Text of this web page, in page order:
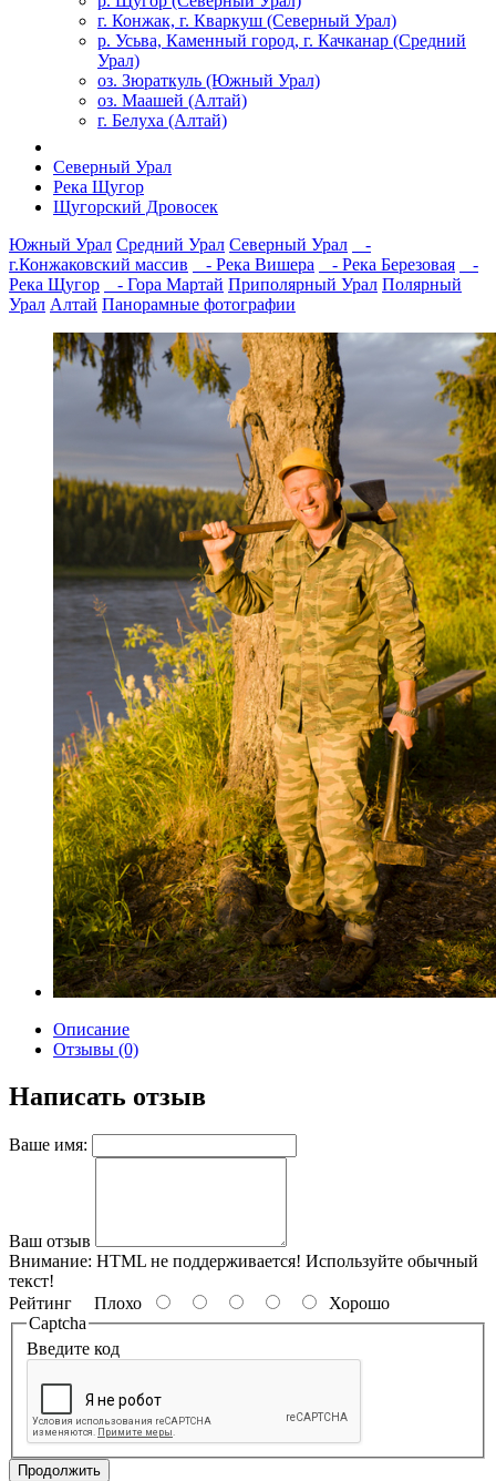
г. Конжак, г. Кваркуш (Северный Урал)
р. Усьва, Каменный город, г. Качканар (Средний
Урал)
оз. Зюраткуль (Южный Урал)
оз. Маашей (Алтай)
г. Белуха (Алтай)
Северный Урал
Река Щугор
Щугорский Дровосек
Южный Урал Средний Урал Северный Урал
-
г.Конжаковский массив
- Река Вишера - Река Березовая
-
Река Щугор
- Гора Мартай Приполярный Урал Полярный
Урал Алтай Панорамные фотографии
Описание
Отзывы (0)
Написать отзыв
Ваше имя:
Ваш отзыв
Внимание: HTML не поддерживается! Используйте обычный
текст!
Рейтинг Плохо
Хорошо
Captcha
Введите код
Продолжить